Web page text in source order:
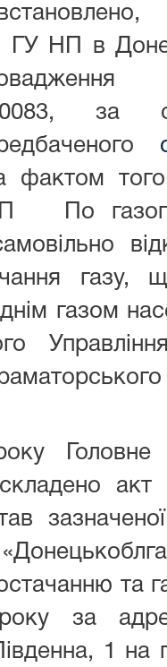
НП в
за
фактом
По
газом
Головне
складено
та
за
1 на